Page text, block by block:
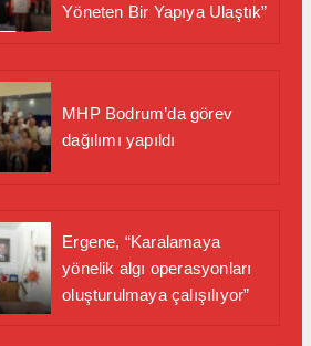
Yöneten Bir Yapıya Ulaştık”
MHP Bodrum’da görev
dağılımı yapıldı
Ergene, “Karalamaya
yönelik algı operasyonları
oluşturulmaya çalışılıyor”